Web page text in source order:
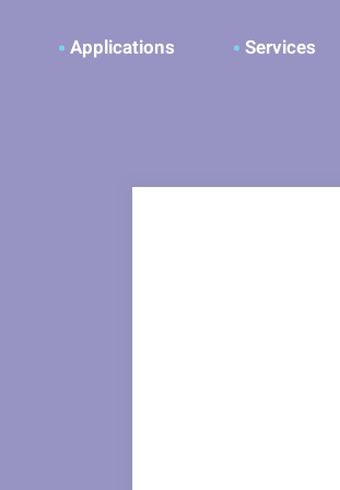
Applications Services